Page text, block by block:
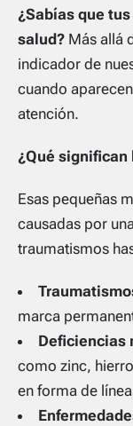
¿Sabías que
salud? Más allá
indicador de
cuando
atención.
¿Qué significan
Esas pequeñas
causadas por
traumatismos
marca
Deficiencias
como zinc,
en forma de